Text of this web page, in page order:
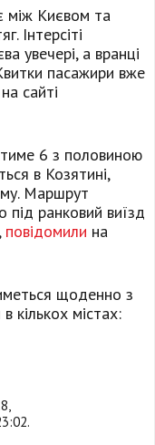
між Києвом та
Інтерсіті
увечері, а вранці
пасажири вже
сайті
6 з половиною
в Козятині,
Маршрут
ранковий виїзд
повідомили на
щоденно з
кількох містах: